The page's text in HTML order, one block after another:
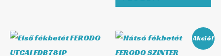
Akció!
Original
price
price